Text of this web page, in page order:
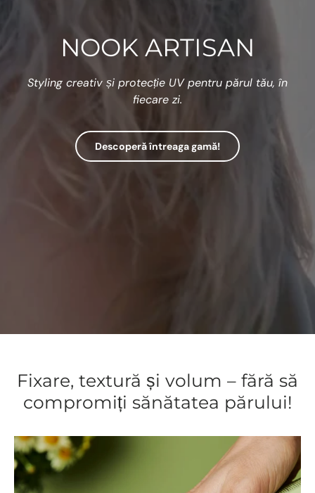
NOOK ARTISAN
Styling creativ și protecție UV pentru părul tău, în
fiecare zi.
Descoperă întreaga gamă!
Fixare, textură și volum – fără să
compromiți sănătatea părului!